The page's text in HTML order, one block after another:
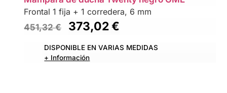
Frontal 1 fija + 1 corredera, 6 mm
451,32€ 373,02€
DISPONIBLE EN VARIAS MEDIDAS
+ Información